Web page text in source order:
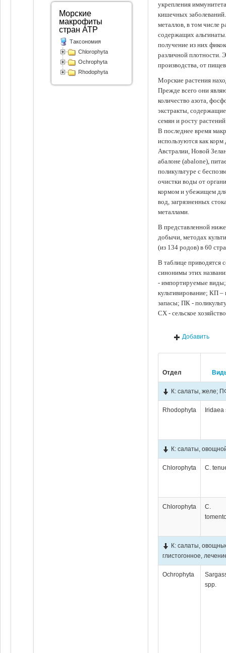
укрепления
кишечных
металлов, в том числе
содержащих
получение из них
различной плотности.
производства, от
Морские растения
Прежде всего они
количество азота,
экстракты,
семян и росту
В последнее время
используются как
Австралии, Новой
абалоне (abalone),
поликультуре с
очистки воды от
кормом и убежищем
вод, загрязненных
металлами.
В представленной
добычи, методах
(из 134 родов) в 60
В таблице приводятся
синонимы этих
- импортируемые
культивирование; КП
запасы; ПК -
СХ - сельское
Добавить
Отдел
К: салаты, желе;
Rhodophyta Iridaea
К: салаты,
Chlorophyta C.
Chlorophyta
C.
К: салаты,
глистогонное,
Ochrophyta
spp.
Морские
макрофиты
стран АТР
Таксономия
Chlorophyta
Ochrophyta
Rhodophyta